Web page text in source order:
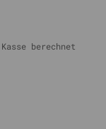
berechnet